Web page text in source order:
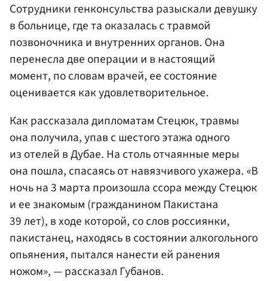
Сотрудники генконсульства разыскали девушку
в больнице, где та оказалась с травмой
позвоночника и внутренних органов. Она
перенесла две операции и в настоящий
момент, по словам врачей, ее состояние
оценивается как удовлетворительное.
Как рассказала дипломатам Стецюк, травмы
она получила, упав с шестого этажа одного
из отелей в Дубае. На столь отчаянные меры
она пошла, спасаясь от навязчивого ухажера. «В
ночь на 3 марта произошла ссора между Стецюк
и ее знакомым (гражданином Пакистана
39 лет), в ходе которой, со слов россиянки,
пакистанец, находясь в состоянии алкогольного
опьянения, пытался нанести ей ранения
ножом», — рассказал Губанов.